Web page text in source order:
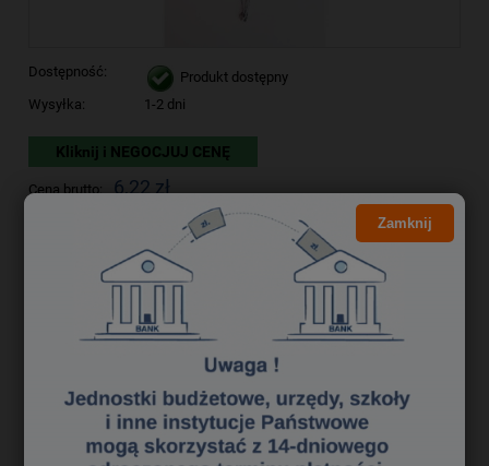
Dostępność:
Produkt dostępny
Wysyłka:
1-2 dni
Kliknij i NEGOCJUJ CENĘ
Cena brutto: 6,22 zł
do koszyka
dodaj do przechowalni
ALIGA
Kod produktu:
qk 2363217
zapytaj o produkt
poleć znajomemu
Zamknij